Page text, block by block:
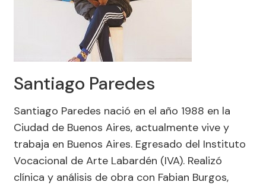
Santiago Paredes
Santiago Paredes nació en el año 1988 en la
Ciudad de Buenos Aires, actualmente vive y
trabaja en Buenos Aires. Egresado del Instituto
Vocacional de Arte Labardén (IVA). Realizó
clínica y análisis de obra con Fabian Burgos,